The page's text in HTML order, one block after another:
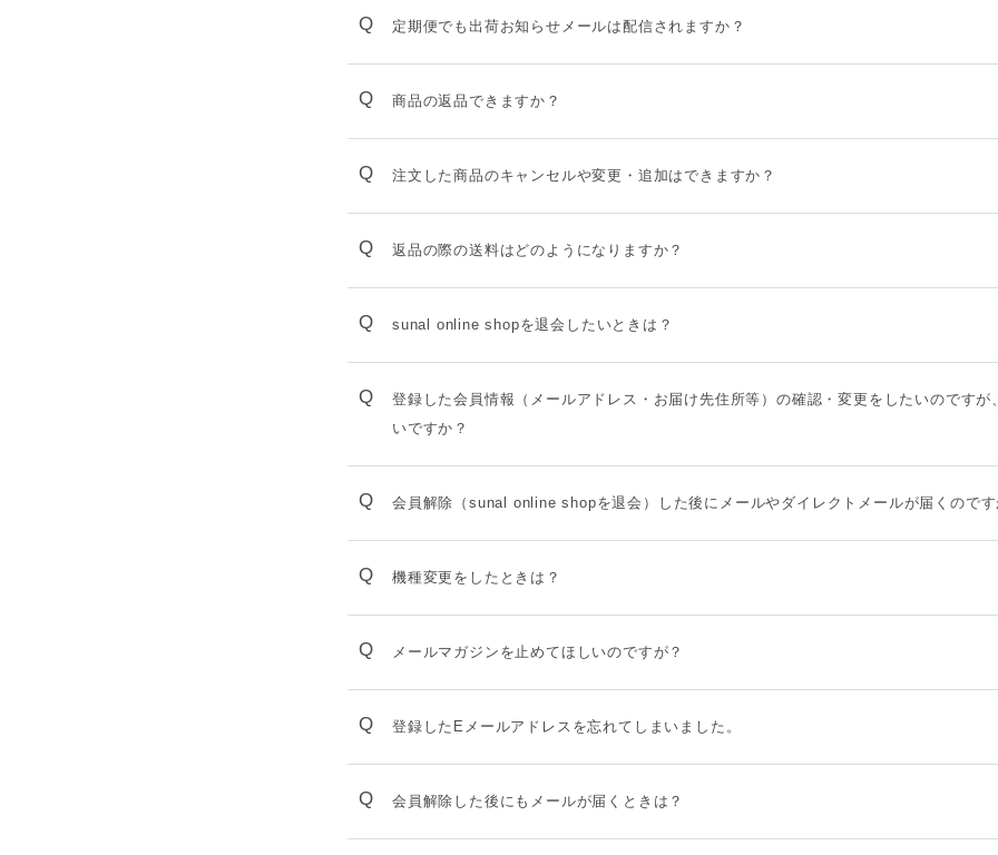
Q 定期便でも出荷お知らせメールは配信されますか？
Q 商品の返品できますか？
Q 注文した商品のキャンセルや変更・追加はできますか？
Q 返品の際の送料はどのようになりますか？
Q sunal online shopを退会したいときは？
Q
登録した会員情報（メールアドレス・お届け先住所等）の確認・変更をしたいのですが
いですか？
Q 会員解除（sunal online shopを退会）した後にメールやダイレクトメールが届くので
Q 機種変更をしたときは？
Q メールマガジンを止めてほしいのですが？
Q 登録したEメールアドレスを忘れてしまいました。
Q 会員解除した後にもメールが届くときは？